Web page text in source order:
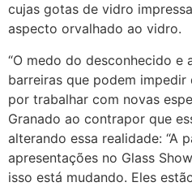
cujas gotas de vidro
aspecto orvalhado ao vidro.
“O medo do desconhecido e
barreiras que podem
por trabalhar com novas
Granado ao contrapor que
alterando essa realidade: “A
apresentações no Glass
isso está mudando. Eles